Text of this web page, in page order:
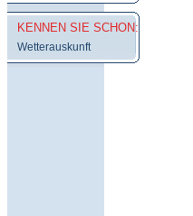
KENNEN SIE SCHON:
Wetterauskunft